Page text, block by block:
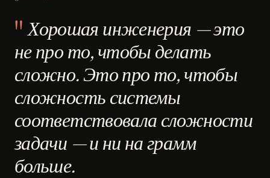
Хорошая инженерия — это
не про то, чтобы делать
сложно. Это про то, чтобы
сложность системы
соответствовала сложности
задачи — и ни на грамм
больше.